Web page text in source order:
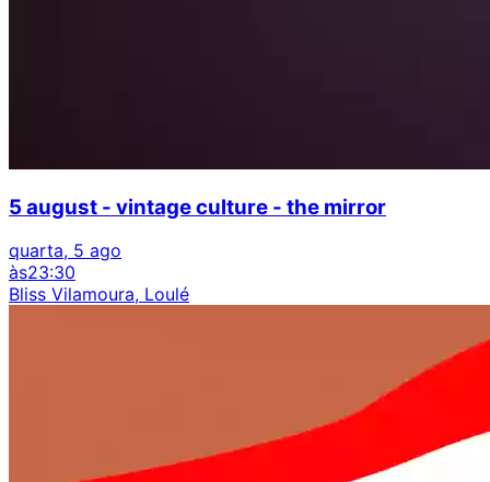
5 august - vintage culture - the mirror
quarta, 5 ago
às23:30
Bliss Vilamoura, Loulé